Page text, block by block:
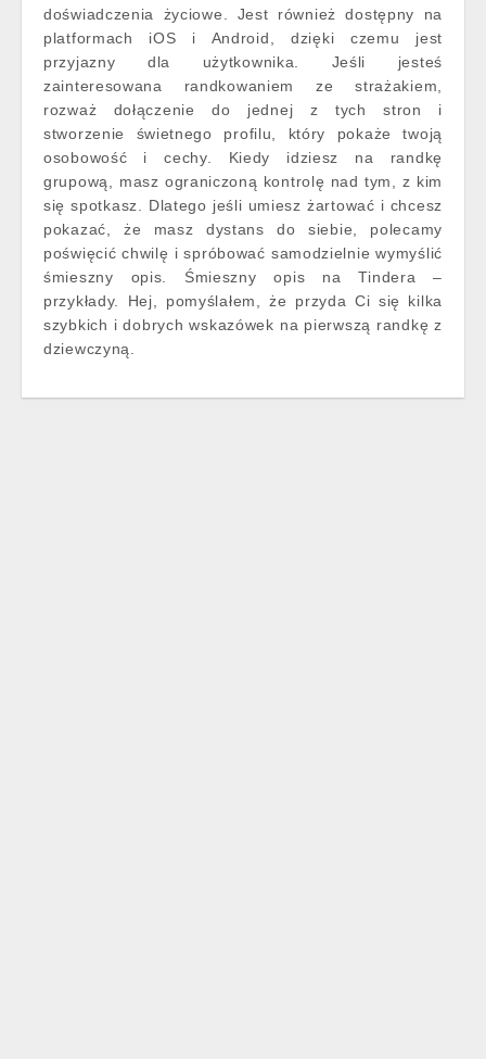
doświadczenia życiowe. Jest również dostępny na
platformach iOS i Android, dzięki czemu jest
przyjazny dla użytkownika. Jeśli jesteś
zainteresowana randkowaniem ze strażakiem,
rozważ dołączenie do jednej z tych stron i
stworzenie świetnego profilu, który pokaże twoją
osobowość i cechy. Kiedy idziesz na randkę
grupową, masz ograniczoną kontrolę nad tym, z kim
się spotkasz. Dlatego jeśli umiesz żartować i chcesz
pokazać, że masz dystans do siebie, polecamy
poświęcić chwilę i spróbować samodzielnie wymyślić
śmieszny opis. Śmieszny opis na Tindera –
przykłady. Hej, pomyślałem, że przyda Ci się kilka
szybkich i dobrych wskazówek na pierwszą randkę z
dziewczyną.